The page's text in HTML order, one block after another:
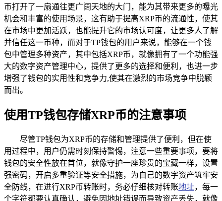
币打开了一扇通往更广阔天地的大门，能为其带来更多的曝光
机会和丰富的使用场景，这有助于提高XRP币的流通性，使其
在市场中更加活跃，也能提升它的市场认可度，让更多人了解
并信任这一币种，而对于TP钱包的用户来说，能够在一个钱
包中管理多种资产，其中包括XRP币，就像拥有了一个功能强
大的数字资产管理中心，提供了更多的选择和便利，也进一步
增强了钱包的实用性和竞争力,使其在激烈的市场竞争中脱颖
而出。
使用TP钱包存储XRP币的注意事项
尽管TP钱包为XRP币的存储和管理提供了便利，但在使
用过程中，用户仍需时刻保持警惕，注意一些重要事项，要将
钱包的安全性放在首位，就像守护一座珍贵的宝藏一样，设置
强密码，开启多重验证等安全措施，为自己的数字资产筑牢安
全防线，在进行XRP币转账时，务必仔细核对转账地址，每一
个字符都要认真确认，避免因地址错误而导致资产丢失，就像